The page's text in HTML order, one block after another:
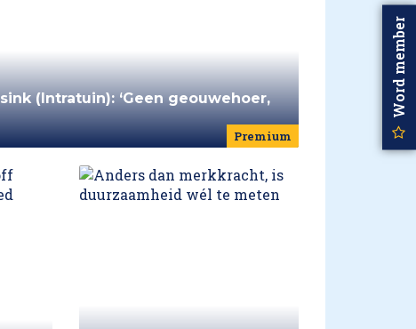
Premium
(Intratuin): ‘Geen geouwehoer,
Word member